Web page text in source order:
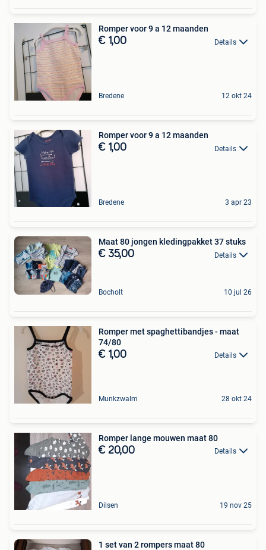
Romper voor 9 a 12 maanden
€ 1,00 Details
Bredene 12 okt 24
Romper voor 9 a 12 maanden
€ 1,00 Details
Bredene 3 apr 23
Maat 80 jongen kledingpakket 37 stuks
€ 35,00 Details
Bocholt 10 jul 26
Romper met spaghettibandjes - maat
74/80
€ 1,00 Details
Munkzwalm 28 okt 24
Romper lange mouwen maat 80
€ 20,00 Details
Dilsen 19 nov 25
1 set van 2 rompers maat 80